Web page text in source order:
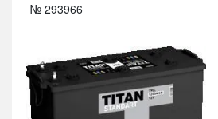
№ 293966